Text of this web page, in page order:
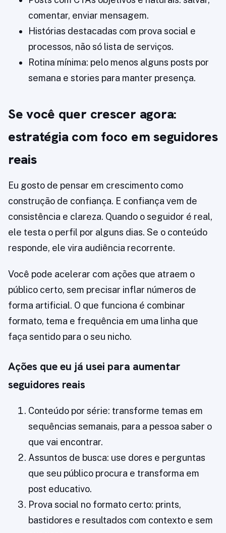
comentar, enviar mensagem.
Histórias destacadas com prova social e
processos, não só lista de serviços.
Rotina mínima: pelo menos alguns posts por
semana e stories para manter presença.
Se você quer crescer agora:
estratégia com foco em seguidores
reais
Eu gosto de pensar em crescimento como
construção de confiança. E confiança vem de
consistência e clareza. Quando o seguidor é real,
ele testa o perfil por alguns dias. Se o conteúdo
responde, ele vira audiência recorrente.
Você pode acelerar com ações que atraem o
público certo, sem precisar inflar números de
forma artificial. O que funciona é combinar
formato, tema e frequência em uma linha que
faça sentido para o seu nicho.
Ações que eu já usei para aumentar
seguidores reais
Conteúdo por série: transforme temas em
sequências semanais, para a pessoa saber o
que vai encontrar.
Assuntos de busca: use dores e perguntas
que seu público procura e transforma em
post educativo.
Prova social no formato certo: prints,
bastidores e resultados com contexto e sem